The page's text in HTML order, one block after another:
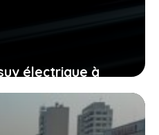
électrique à
possible grâce